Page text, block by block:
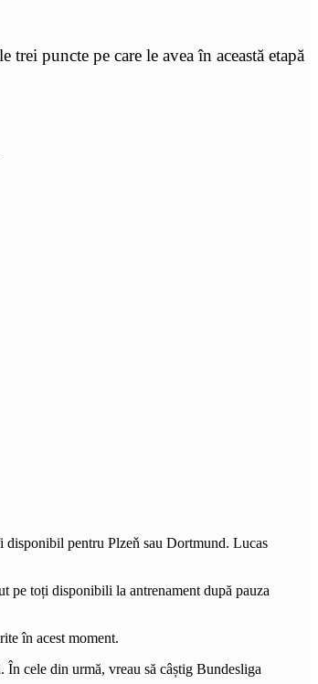
puncte pe care le avea în această etapă
pentru Plzeň sau Dortmund. Lucas
pe toți disponibili la antrenament după pauza
în acest moment.
cele din urmă, vreau să câștig Bundesliga